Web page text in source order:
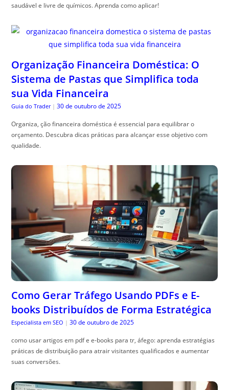
saudável e livre de químicos. Aprenda como aplicar!
Organização Financeira Doméstica: O
Sistema de Pastas que Simplifica toda
sua Vida Financeira
Guia do Trader | 30 de outubro de 2025
Organiza, ção financeira doméstica é essencial para equilibrar o
orçamento. Descubra dicas práticas para alcançar esse objetivo com
qualidade.
Como Gerar Tráfego Usando PDFs e E-
books Distribuídos de Forma Estratégica
Especialista em SEO | 30 de outubro de 2025
como usar artigos em pdf e e-books para tr, áfego: aprenda estratégias
práticas de distribuição para atrair visitantes qualificados e aumentar
suas conversões.